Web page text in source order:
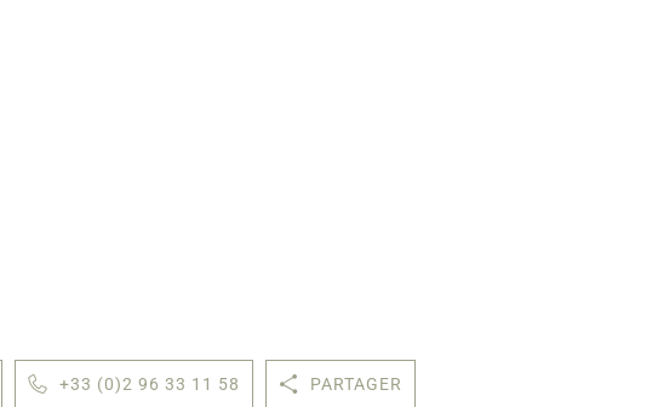
+33 (0)2 96 33 11 58 PARTAGER